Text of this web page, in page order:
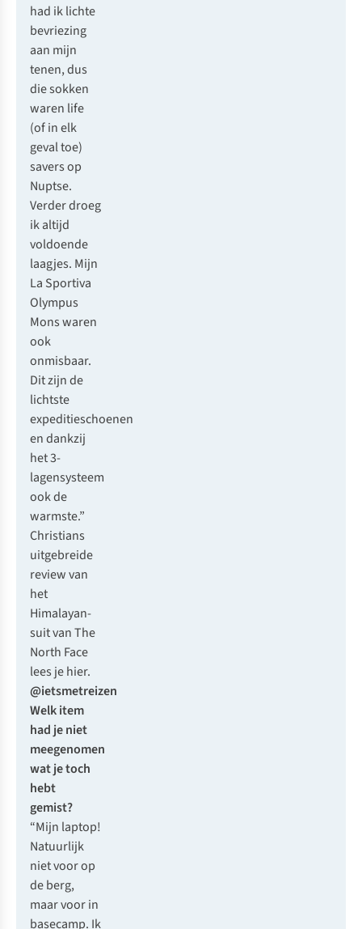
had ik lichte
bevriezing
aan mijn
tenen, dus
die sokken
waren life
(of in elk
geval toe)
savers op
Nuptse.
Verder droeg
ik altijd
voldoende
laagjes. Mijn
La Sportiva
Olympus
Mons waren
ook
onmisbaar.
Dit zijn de
lichtste
expeditieschoenen
en dankzij
het 3-
lagensysteem
ook de
warmste.”
Christians
uitgebreide
review van
het
Himalayan-
suit van The
North Face
lees je hier.
@ietsmetreizen
Welk item
had je niet
meegenomen
wat je toch
hebt
gemist?
“Mijn laptop!
Natuurlijk
niet voor op
de berg,
maar voor in
basecamp. Ik